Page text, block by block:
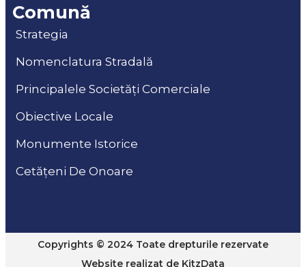
Comună
Strategia
Nomenclatura Stradală
Principalele Societăți Comerciale
Obiective Locale
Monumente Istorice
Cetățeni De Onoare
Copyrights © 2024 Toate drepturile rezervate
Website realizat de KitzData